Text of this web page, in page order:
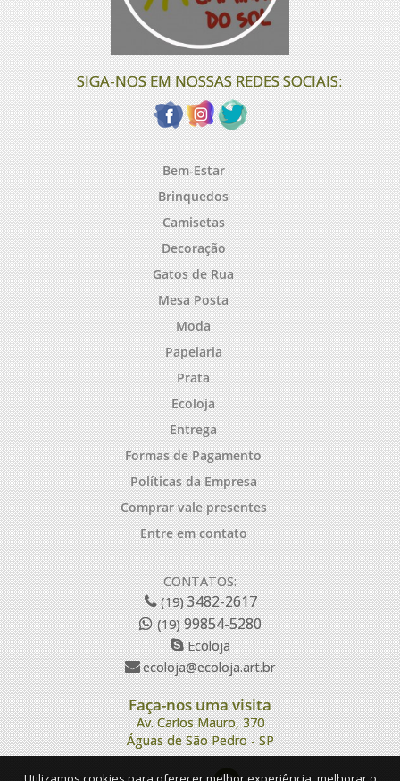
SIGA-NOS EM NOSSAS REDES SOCIAIS:
Bem-Estar
Brinquedos
Camisetas
Decoração
Gatos de Rua
Mesa Posta
Moda
Papelaria
Prata
Ecoloja
Entrega
Formas de Pagamento
Políticas da Empresa
Comprar vale presentes
Entre em contato
CONTATOS:
(19)3482-2617
(19)99854-5280
Ecoloja
ecoloja@ecoloja.art.br
Faça-nos uma visita
Av. Carlos Mauro, 370
Águas de São Pedro - SP